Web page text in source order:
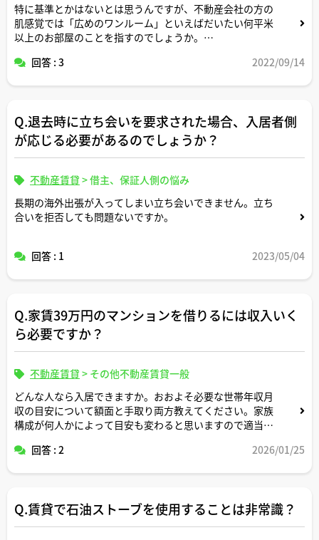
特に基準とかはないとは思うんですが、不動産会社の方の
肌感覚では「広めのワンルーム」といえばだいたい何平米
以上のお部屋のことを指すのでしょうか。
ご回答よろしくお願いします。
回答 : 3 2022/09/14
Q.退去時に立ち会いを要求された場合、入居者側
が応じる必要があるのでしょうか？
不動産賃貸 >借主、保証人側の悩み
長期の海外出張が入ってしまい立ち会いできません。立ち
合いを拒否しても問題ないですか。
回答 : 1 2023/05/04
Q.家賃39万円のマンションを借りるには収入いく
ら必要ですか？
不動産賃貸 > その他不動産賃貸一般
どんな人なら入居できますか。おおよそ必要な世帯年収月
収の目安について額面と手取り両方教えてください。家族
構成が何人かによって目安も変わると思いますので適当な
回答 : 2 2026/01/25
Q.賃貸で石油ストーブを使用することは非常識？